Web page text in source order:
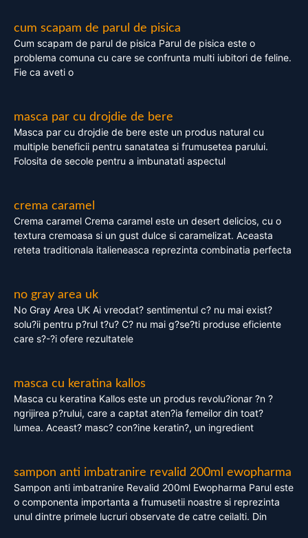
cum scapam de parul de pisica
Cum scapam de parul de pisica Parul de pisica este o
problema comuna cu care se confrunta multi iubitori de feline.
Fie ca aveti o
masca par cu drojdie de bere
Masca par cu drojdie de bere este un produs natural cu
multiple beneficii pentru sanatatea si frumusetea parului.
Folosita de secole pentru a imbunatati aspectul
crema caramel
Crema caramel Crema caramel este un desert delicios, cu o
textura cremoasa si un gust dulce si caramelizat. Aceasta
reteta traditionala italieneasca reprezinta combinatia perfecta
no gray area uk
No Gray Area UK Ai vreodat? sentimentul c? nu mai exist?
solu?ii pentru p?rul t?u? C? nu mai g?se?ti produse eficiente
care s?-?i ofere rezultatele
masca cu keratina kallos
Masca cu keratina Kallos este un produs revolu?ionar ?n ?
ngrijirea p?rului, care a captat aten?ia femeilor din toat?
lumea. Aceast? masc? con?ine keratin?, un ingredient
sampon anti imbatranire revalid 200ml ewopharma
Sampon anti imbatranire Revalid 200ml Ewopharma Parul este
o componenta importanta a frumusetii noastre si reprezinta
unul dintre primele lucruri observate de catre ceilalti. Din